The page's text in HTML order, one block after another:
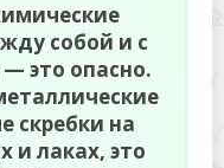
собой и с
это опасно.
скребки на
и лаках, это